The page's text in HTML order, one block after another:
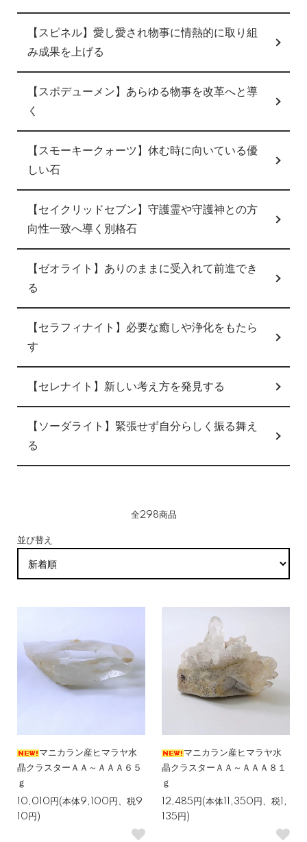
【スピネル】愛し愛され物事に情熱的に取り組
み成果を上げる
【スポデューメン】あらゆる物事を改革へと導
く
【スモーキークォーツ】休む時に向いている優
しい石
【セイクリッドセブン】守護霊や守護神との方
向性一致へ導く別格石
【ゼオライト】ありのままに受入れて前進でき
る
【セラフィナイト】必要な癒しや浄化をもたら
す
【セレナイト】新しい考え方を発見する
【ソーダライト】緊張せず自分らしく振る舞え
る
全298商品
並び替え
マニカラン産ヒマラヤ水
晶クラスターＡＡ～ＡＡＡ６５
ｇ
10,010円(本体9,100円、税9
10円)
マニカラン産ヒマラヤ水
晶クラスターＡＡ～ＡＡＡ８１
ｇ
12,485円(本体11,350円、税1,
135円)